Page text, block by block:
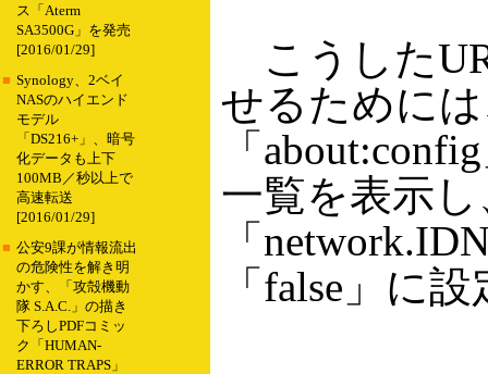
ス「Aterm
SA3500G」を発売
[2016/01/29]
■ Synology、2ベイ
NASのハイエンド
モデル
「DS216+」、暗号
化データも上下
100MB／秒以上で
高速転送
[2016/01/29]
■ 公安9課が情報流出
の危険性を解き明
かす、「攻殻機動
隊 S.A.C.」の描き
下ろしPDFコミッ
ク「HUMAN-
ERROR TRAPS」
こうした
せるために
「
一覧を表示し
「
「false」に